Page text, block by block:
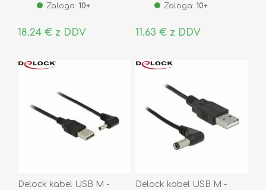
Zaloga: 10+
18,24 € z DDV
Zaloga: 10+
11,63 € z DDV
Delock kabel USB M -
Delock kabel USB M -